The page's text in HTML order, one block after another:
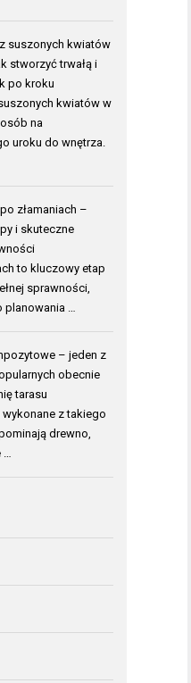
suszonych kwiatów
stworzyć trwałą i
po kroku
kwiatów w
na
uroku do wnętrza.
złamaniach –
i skuteczne
to kluczowy etap
sprawności,
…
– jeden z
obecnie
tarasu
z takiego
drewno,